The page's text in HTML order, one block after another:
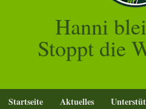
Hanni
Stoppt die
Startseite Aktuelles